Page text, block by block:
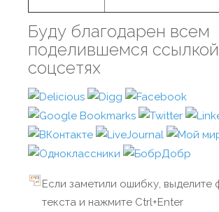
Буду благодарен всем
поделившемся
соцсетях
Если заметили ошибку, выделите
текста и нажмите Ctrl+Enter